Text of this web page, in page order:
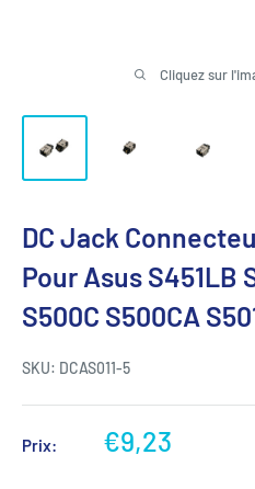
Cliquez sur
DC Jack
Pour Asus S451LB
S500C S500CA
SKU: DCAS011-5
Prix:
Prix
€9,23